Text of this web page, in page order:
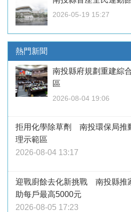
2026-05-19 15:27
熱門新聞
南投縣府規劃重建綜
區
2026-08-04 19:06
拒用化學除草劑 南投環保局推
理示範區
2026-08-04 13:17
迎戰廚餘去化新挑戰 南投縣推
助每戶最高5000元
2026-08-05 17:23